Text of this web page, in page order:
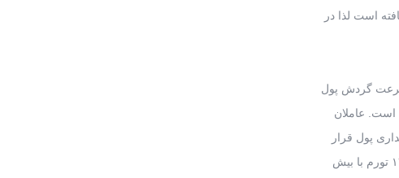
آن سرعت گردش پول از ۷/ ۶ به ۵/ ۹ واحد افزایش یافته است لذا در
مشاهده شده در سرعت گردش پول
است. عاملان
پول قرار
دادند. عامل دومی که انتظارات کاهشی تورم را تقویت کرد، مشاهده کاهش بیش از ۱۰۰ درصدی تورم در سال قبل بود. در سال ۱۳۹۳ تورم با بیش